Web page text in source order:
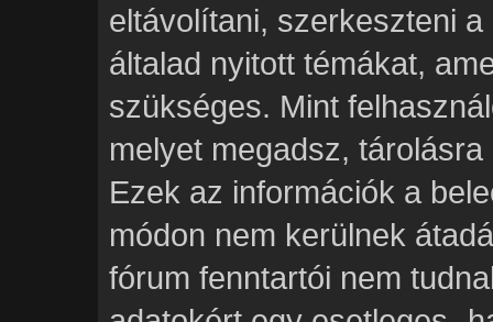
eltávolítani, szerkeszteni
általad nyitott témákat,
szükséges. Mint
melyet megadsz,
Ezek az információk a
módon nem kerülnek
fórum fenntartói nem